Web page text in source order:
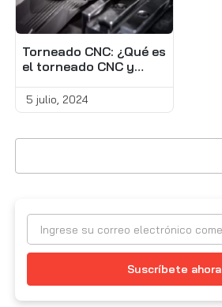
Suscríbete ahora
Torneado CNC: ¿Qué es
el torneado CNC y
5 julio, 2024